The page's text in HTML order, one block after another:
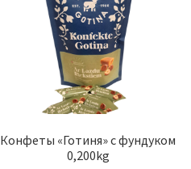
Конфеты «Готиня» с фундуком
0,200kg